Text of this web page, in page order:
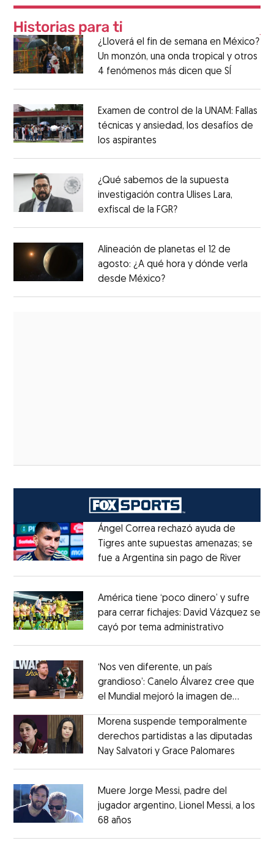
¿Lloverá el fin de semana en México?
Un monzón, una onda tropical y otros
4 fenómenos más dicen que SÍ
Examen de control de la UNAM: Fallas
técnicas y ansiedad, los desafíos de
los aspirantes
¿Qué sabemos de la supuesta
investigación contra Ulises Lara,
exfiscal de la FGR?
Alineación de planetas el 12 de
agosto: ¿A qué hora y dónde verla
desde México?
Ángel Correa rechazó ayuda de
Tigres ante supuestas amenazas; se
fue a Argentina sin pago de RiverOpens
América tiene ‘poco dinero’ y sufre
para cerrar fichajes: David Vázquez se
cayó por tema administrativo
‘Nos ven diferente, un país
grandioso’: Canelo Álvarez cree que
el Mundial mejoró la imagen de
Morena suspende temporalmente
derechos partidistas a las diputadas
Nay Salvatori y Grace Palomares
Muere Jorge Messi, padre del
jugador argentino, Lionel Messi, a los
68 años